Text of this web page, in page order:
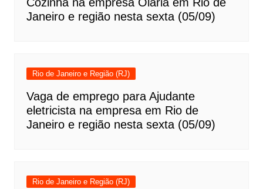
Janeiro e região nesta sexta (05/09)
Rio de Janeiro e Região (RJ)
Vaga de emprego para Ajudante
eletricista na empresa em Rio de
Janeiro e região nesta sexta (05/09)
Rio de Janeiro e Região (RJ)